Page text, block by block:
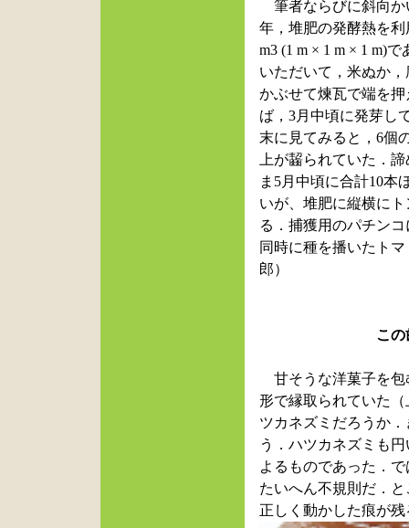
筆者ならびに斜向か
年，堆肥の発酵熱を
m3 (1 m × 1 m × 1 m)
いただいて，米ぬか
かぶせて煉瓦で端を
ば，3月中頃に発芽し
末に見てみると，6個
上が齧られていた．
ま5月中頃に合計10本
いが、堆肥に縦横に
る．捕獲用のパチン
同時に種を播いたト
郎）
この歯形，ハ
甘そうな洋菓子を包
形で縁取られていた
ツカネズミだろうか
う．ハツカネズミも
よるものであった．
たいへん不規則だ．
正しく動かした痕が